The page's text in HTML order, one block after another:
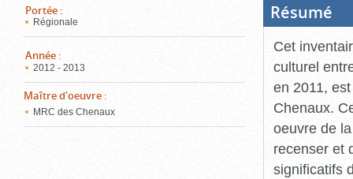
Portée :
Régionale
Année :
2012 - 2013
Maître d'oeuvre :
MRC des Chenaux
Résumé
Cet
culturel
en 2011,
Chenaux.
oeuvre de
recenser et
significatifs